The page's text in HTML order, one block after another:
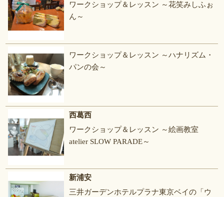
ワークショップ＆レッスン ～花笑みしふぉ
ん～
ワークショップ＆レッスン ～ハナリズム・
パンの会～
西葛西
ワークショップ＆レッスン ～絵画教室
atelier SLOW PARADE～
新浦安
三井ガーデンホテルプラナ東京ベイの「ウ